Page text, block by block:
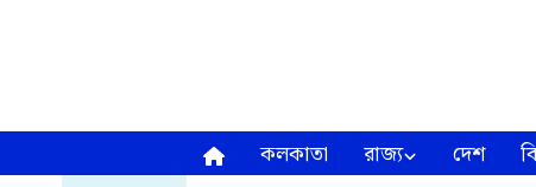
কলকাতা রাজ্য দেশ